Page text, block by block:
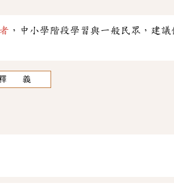
，中小學階段學習與一般民眾，建議
義